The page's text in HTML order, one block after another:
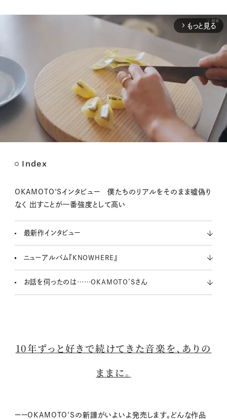
arrow_forward_ios もっと見る
t
Index
OKAMOTO'Sインタビュー 僕たちのリアルをそのまま噓偽り
なく 出すことが一番強度として高い
最新作インタビュー
ニューアルバム『KNOWHERE』
お話を伺ったのは……OKAMOTO’Sさん
10年ずっと好きで続けてきた音楽を、ありの
ままに。
ーーOKAMOTO'Sの新譜がいよいよ発売します。どんな作品